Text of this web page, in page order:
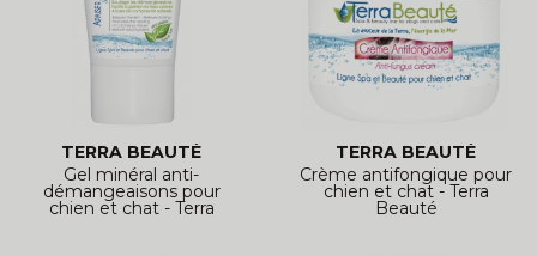
TERRA BEAUTÉ
Gel minéral anti-
démangeaisons pour
chien et chat - Terra
TERRA BEAUTÉ
Crème antifongique pour
chien et chat - Terra
Beauté